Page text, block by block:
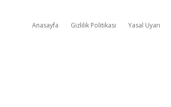
Anasayfa Gizlilik Politikası Yasal Uyarı